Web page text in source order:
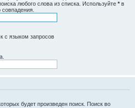
любого слова из списка. Используйте * в
с языком запросов
будет произведен поиск. Поиск во